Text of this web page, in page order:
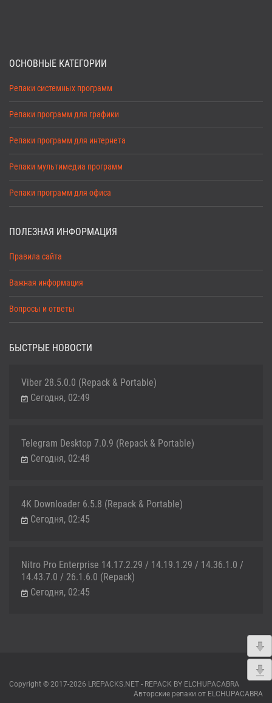
ОСНОВНЫЕ КАТЕГОРИИ
Репаки системных программ
Репаки программ для графики
Репаки программ для интернета
Репаки мультимедиа программ
Репаки программ для офиса
ПОЛЕЗНАЯ ИНФОРМАЦИЯ
Правила сайта
Важная информация
Вопросы и ответы
БЫСТРЫЕ НОВОСТИ
Viber 28.5.0.0 (Repack & Portable)
Сегодня, 02:49
Telegram Desktop 7.0.9 (Repack & Portable)
Сегодня, 02:48
4K Downloader 6.5.8 (Repack & Portable)
Сегодня, 02:45
Nitro Pro Enterprise 14.17.2.29 / 14.19.1.29 / 14.36.1.0 /
14.43.7.0 / 26.1.6.0 (Repack)
Сегодня, 02:45
Copyright © 2017-2026 LREPACKS.NET - REPACK BY ELCHUPACABRA
Авторские репаки от ELCHUPACABRA